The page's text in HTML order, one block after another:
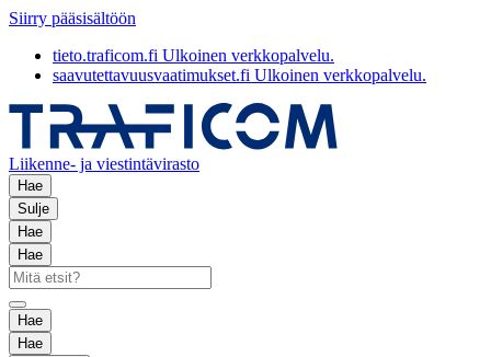
Siirry pääsisältöön
tieto.traficom.fi Ulkoinen verkkopalvelu.
saavutettavuusvaatimukset.fi Ulkoinen verkkopalvelu.
Liikenne- ja viestintävirasto
Hae
Sulje
Hae
Hae
Hae
Hae